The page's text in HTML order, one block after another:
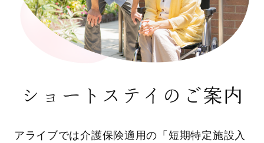
ショートステイのご案内
アライブでは介護保険適用の「短期特定施設入